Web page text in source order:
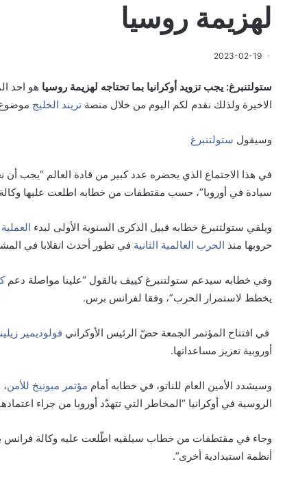
لهزيمة روسيا
2023-02-19
ستولتنبرغ: يجب تزويد أوكرانيا بما تحتاجه لهزيمة روسيا هو احد
الاخيرة ولذلك نقدم لكم اليوم من خلال منصة تريند الخليج موضوع
وسيقول ستولتنبرغ
في هذا الاجتماع الذي يحضره عدد كبير من قادة العالم “يجب أن
سيادة في أوروبا”، حسب مقتطفات من خطابه اطلعت عليها
ويلقي ستولتنبرغ خطابه قبيل الذكرى السنوية الأولى لبدء
حروبها منذ الحرب العالمية الثانية في تطور أحدث انقلابا في
وفي خطابه سيدعم ستولتنبرغ كييف بالقول “علينا مواصلة دعم
يخطط لاستمرار الحرب”، وفقا لفرانس برس.
في افتتاح المؤتمر الجمعة حضّ الرئيس الأوكراني فولوديمير
أوروبية تعزيز مساعداتها.
وسيشدد الأمين العام للناتو، في خطابه أمام مؤتمر ميونيخ للأمن
الروسية في أوكرانيا “المخاطر التي تتهدّد أوروبا من جراء
وجاء في مقتطفات من خطاب سيلقيه اطّلعت عليه وكالة فرانس
أنظمة استبدادية أخرى”.